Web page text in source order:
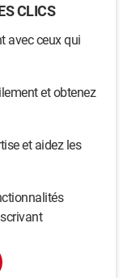
CLICS
avec ceux qui
et obtenez
et aidez les